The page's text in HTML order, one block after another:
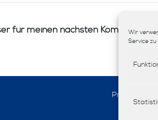
Wir
Service
für meinen nächsten Kommentar
Produkte